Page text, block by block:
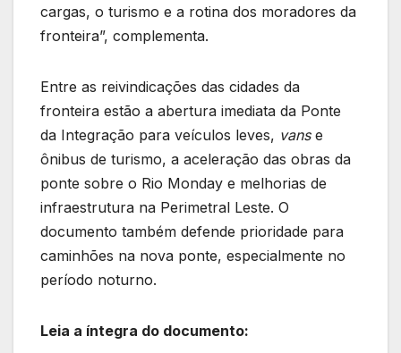
cargas, o turismo e a rotina dos moradores da
fronteira”, complementa.
Entre as reivindicações das cidades da
fronteira estão a abertura imediata da Ponte
da Integração para veículos leves, vanse
ônibus de turismo, a aceleração das obras da
ponte sobre o Rio Monday e melhorias de
infraestrutura na Perimetral Leste. O
documento também defende prioridade para
caminhões na nova ponte, especialmente no
período noturno.
Leia a íntegra do documento: